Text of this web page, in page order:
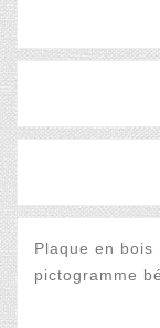
Plaque en
pictogramme